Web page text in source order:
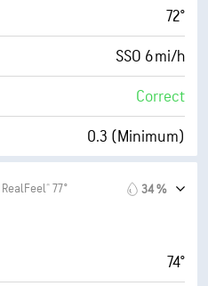
95 %
10 mi
7000 pi
72°
SSO 6 mi/h
Correct
0.3 (Minimum)
68° F
RealFeel® 77° 34 %
74°